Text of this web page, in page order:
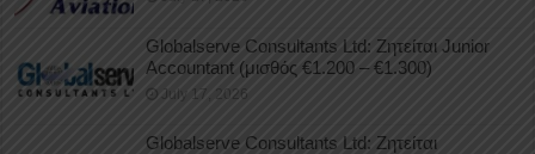
Globalserve Consultants Ltd: Ζητείται Junior
Accountant (μισθός €1.200 – €1.300)
July 17, 2026
Globalserve Consultants Ltd: Ζητείται